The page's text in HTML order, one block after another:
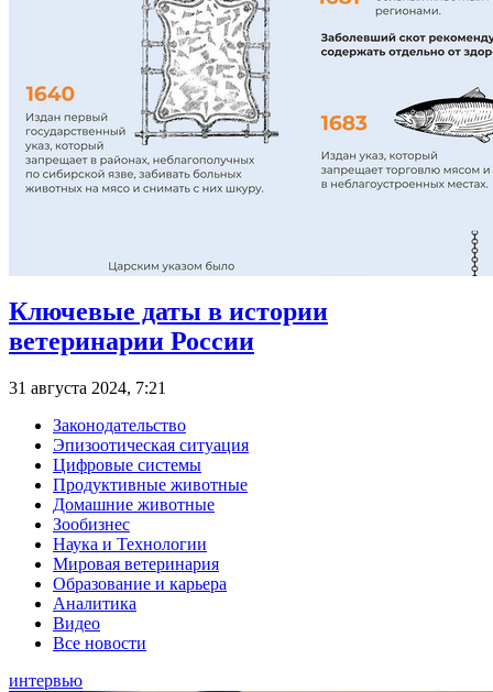
Ключевые даты в истории
ветеринарии России
31 августа 2024, 7:21
Законодательство
Эпизоотическая ситуация
Цифровые системы
Продуктивные животные
Домашние животные
Зообизнес
Наука и Технологии
Мировая ветеринария
Образование и карьера
Аналитика
Видео
Все новости
интервью